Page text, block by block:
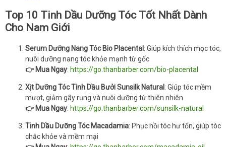
Top 10 Tinh Dầu Dưỡng Tóc Tốt Nhất Dành
Cho Nam Giới
Serum Dưỡng Nang Tóc Bio Placental: Giúp kích thích mọc tóc,
nuôi dưỡng nang tóc khỏe mạnh từ gốc
👉 Mua Ngay: https://go.thanbarber.com/bio-placental
Xịt Dưỡng Tóc Tinh Dầu Bưởi Sunsilk Natural: Giúp tóc mềm
mượt, giảm gãy rụng và nuôi dưỡng từ thiên nhiên
👉 Mua Ngay: https://go.thanbarber.com/sunsilk-natural
Tinh Dầu Dưỡng Tóc Macadamia: Phục hồi tóc hư tổn, giúp tóc
chắc khỏe và mềm mại